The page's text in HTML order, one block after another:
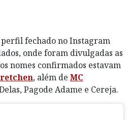
fechado no Instagram
onde foram divulgadas as
nomes confirmados estavam
, além de MC
Pagode Adame e Cereja.